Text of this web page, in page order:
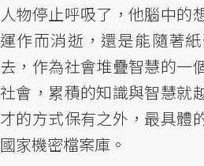
人物停止呼吸了，他腦中的
運作而消逝，還是能隨著
去，作為社會堆疊智慧的一
社會，累積的知識與智慧就
才的方式保有之外，最具體
國家機密檔案庫。